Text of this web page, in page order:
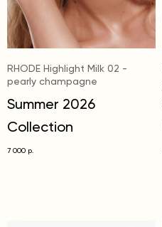
RHODE Highlight Milk 02 -
pearly champagne
Summer 2026
Collection
7 000 р.